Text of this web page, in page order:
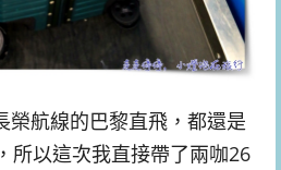
榮航線的巴黎直飛，都還是
所以這次我直接帶了兩咖26